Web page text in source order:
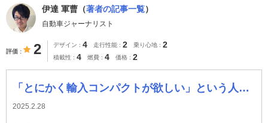
伊達 軍曹（著者の記事一覧）
自動車ジャーナリスト
評価 2 デザイン 4 走行性能 2 乗り心地 2
積載性 4 燃費 4 価格 2
「とにかく輸入コンパクトが欲しい」という人なら買ってもOKだが
2025.2.28